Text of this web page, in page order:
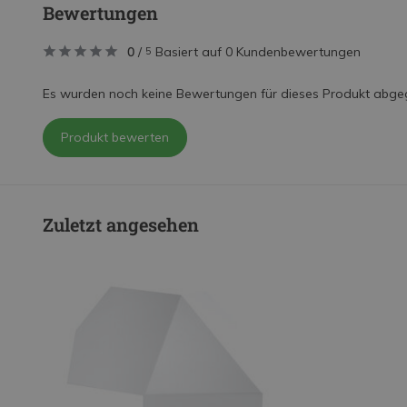
Bewertungen
0 / 5 Basiert auf 0 Kundenbewertungen
Es wurden noch keine Bewertungen für dieses Produkt
Produkt bewerten
Zuletzt angesehen